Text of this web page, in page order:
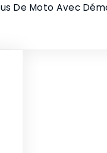
De Moto Avec